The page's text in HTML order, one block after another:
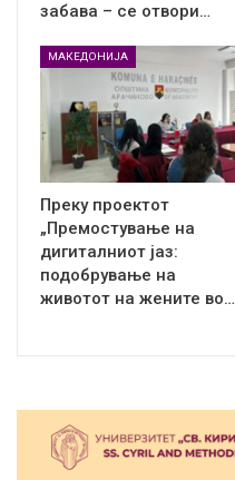
забава – се отвори…
МАКЕДОНИЈА
Преку проектот
„Премостување на
дигиталниот јаз:
подобрување на
животот на жените во…